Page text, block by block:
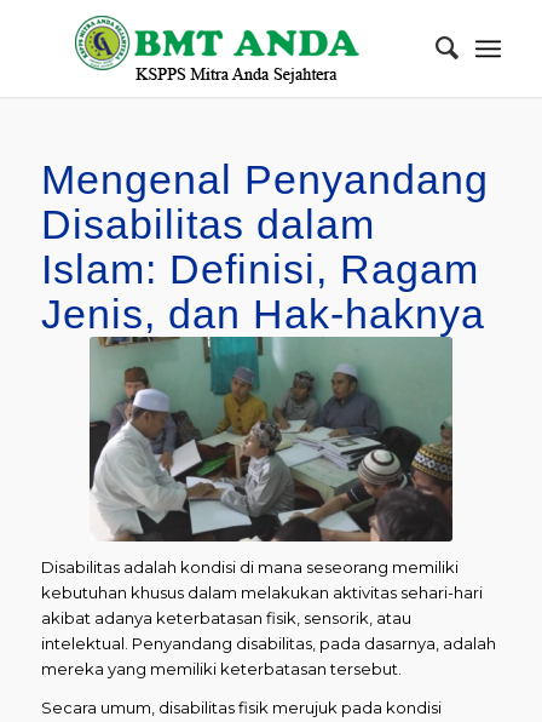
Mengenal Penyandang
Disabilitas dalam
Islam: Definisi, Ragam
Jenis, dan Hak-haknya
Disabilitas adalah kondisi di mana seseorang memiliki
kebutuhan khusus dalam melakukan aktivitas sehari-hari
akibat adanya keterbatasan fisik, sensorik, atau
intelektual. Penyandang disabilitas, pada dasarnya, adalah
mereka yang memiliki keterbatasan tersebut.
Secara umum, disabilitas fisik merujuk pada kondisi